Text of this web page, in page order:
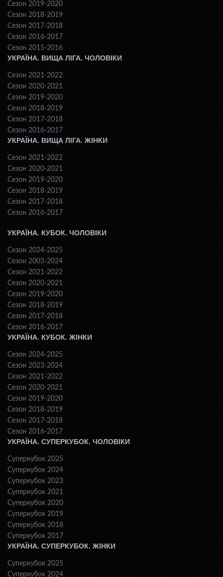
Сезон 2019-2020
Сезон 2018-2019
Сезон 2017-2018
Сезон 2016-2017
Сезон 2015-2016
УКРАЇНА. ВИЩА ЛІГА. ЧОЛОВІКИ
Сезон 2021-2022
Сезон 2020-2021
Сезон 2019-2020
Сезон 2018-2019
Сезон 2017-2018
Сезон 2016-2017
УКРАЇНА. ВИЩА ЛІГА. ЖІНКИ
Сезон 2021-2022
Сезон 2020-2021
Сезон 2019-2020
Сезон 2018-2019
Сезон 2017-2018
Сезон 2016-2017
УКРАЇНА. КУБОК. ЧОЛОВІКИ
Сезон 2024-2025
Сезон 2003-2024
Сезон 2021-2022
Сезон 2020-2021
Сезон 2019-2020
Сезон 2018-2019
Сезон 2017-2018
Сезон 2016-2017
УКРАЇНА. КУБОК. ЖІНКИ
Сезон 2024-2025
Сезон 2023-2024
Сезон 2021-2022
Сезон 2020-2021
Сезон 2019-2020
Сезон 2018-2019
Сезон 2017-2018
Сезон 2016-2017
УКРАЇНА. СУПЕРКУБОК. ЧОЛОВІКИ
Суперкубок 2025
Суперкубок 2024
Суперкубок 2023
Суперкубок 2021
Суперкубок 2020
Суперкубок 2019
Суперкубок 2018
Суперкубок 2017
УКРАЇНА. СУПЕРКУБОК. ЖІНКИ
Суперкубок 2025
Суперкубок 2024